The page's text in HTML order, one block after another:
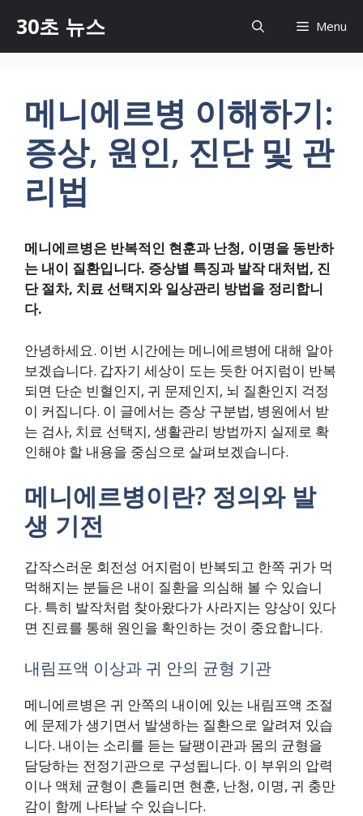
츠
30초 뉴스 Menu
메니에르병 이해하기:
증상, 원인, 진단 및 관
리법
메니에르병은 반복적인 현훈과 난청, 이명을 동반하
는 내이 질환입니다. 증상별 특징과 발작 대처법, 진
단 절차, 치료 선택지와 일상관리 방법을 정리합니
다.
안녕하세요. 이번 시간에는 메니에르병에 대해 알아
보겠습니다. 갑자기 세상이 도는 듯한 어지럼이 반복
되면 단순 빈혈인지, 귀 문제인지, 뇌 질환인지 걱정
이 커집니다. 이 글에서는 증상 구분법, 병원에서 받
는 검사, 치료 선택지, 생활관리 방법까지 실제로 확
인해야 할 내용을 중심으로 살펴보겠습니다.
메니에르병이란? 정의와 발
생 기전
갑작스러운 회전성 어지럼이 반복되고 한쪽 귀가 먹
먹해지는 분들은 내이 질환을 의심해 볼 수 있습니
다. 특히 발작처럼 찾아왔다가 사라지는 양상이 있다
면 진료를 통해 원인을 확인하는 것이 중요합니다.
내림프액 이상과 귀 안의 균형 기관
메니에르병은 귀 안쪽의 내이에 있는 내림프액 조절
에 문제가 생기면서 발생하는 질환으로 알려져 있습
니다. 내이는 소리를 듣는 달팽이관과 몸의 균형을
담당하는 전정기관으로 구성됩니다. 이 부위의 압력
이나 액체 균형이 흔들리면 현훈, 난청, 이명, 귀 충만
감이 함께 나타날 수 있습니다.